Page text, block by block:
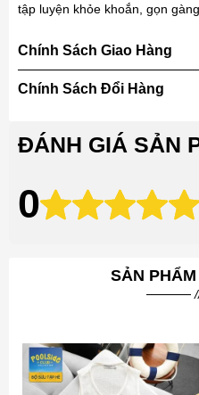
tập luyện khỏe khoắn, gọn
Chính Sách Giao Hàng
Chính Sách Đổi Hàng
ĐÁNH GIÁ SẢN
0
SẢN